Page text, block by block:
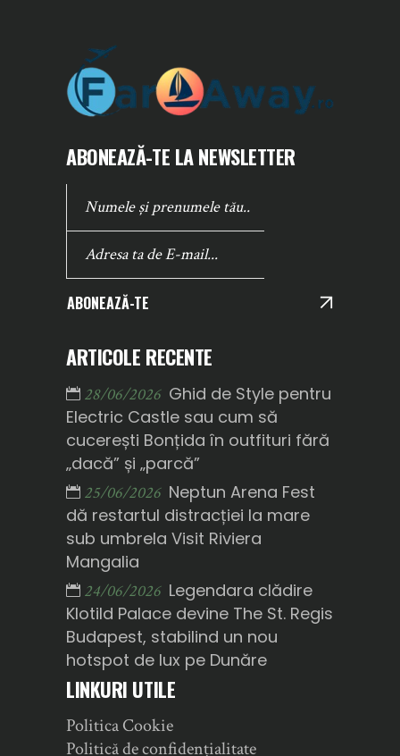
ABONEAZĂ-TE LA NEWSLETTER
ABONEAZĂ-TE
ARTICOLE RECENTE
28/06/2026 Ghid de Style pentru
Electric Castle sau cum să
cucerești Bonțida în outfituri fără
„dacă” și „parcă”
25/06/2026 Neptun Arena Fest
dă restartul distracției la mare
sub umbrela Visit Riviera
Mangalia
24/06/2026 Legendara clădire
Klotild Palace devine The St. Regis
Budapest, stabilind un nou
hotspot de lux pe Dunăre
LINKURI UTILE
Politica Cookie
Politică de confidențialitate